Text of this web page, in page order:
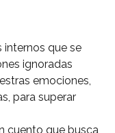
que se
ignoradas
emociones,
para superar
cuento que busca